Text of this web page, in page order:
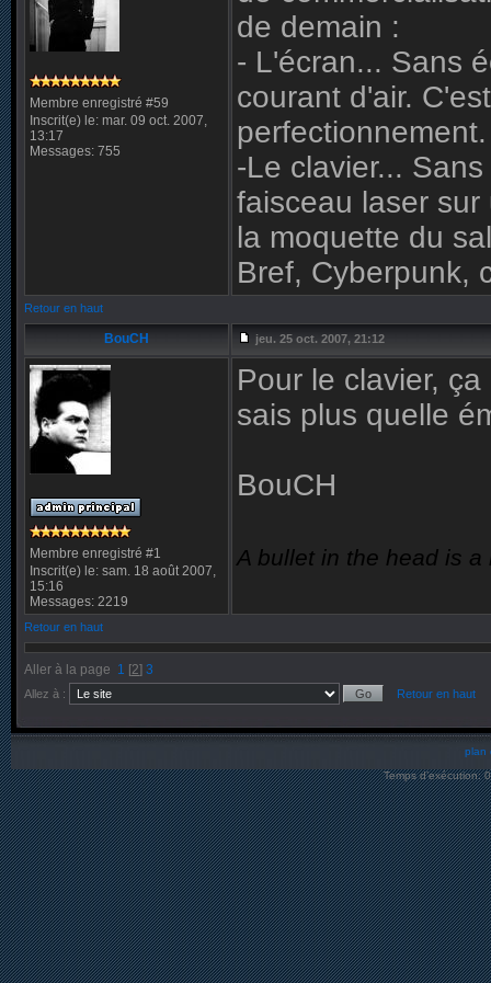
Membre enregistré #59
Inscrit(e) le: mar. 09 oct. 2007,
13:17
Messages: 755
de demain :
- L'écran... Sans
courant d'air.
perfectionnement.
-Le clavier...
faisceau laser
la moquette du
Bref, Cyberpunk,
Retour en haut
BouCH jeu. 25 oct. 2007, 21:12
Membre enregistré #1
Inscrit(e) le: sam. 18 août 2007,
15:16
Messages: 2219
Pour le clavier,
sais plus quelle
BouCH
A bullet in the head is a
Retour en haut
Aller à la page 1 [2] 3
Allez à : Retour en haut
plan
Temps d’exécution: